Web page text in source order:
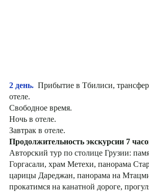
2 день. Прибытие в Тбилиси,
отеле.
Свободное время.
Ночь в отеле.
Завтрак в отеле.
Продолжительность экскурсии 7
Авторский тур по столице Грузии:
Горгасали, храм Метехи, панорама
царицы Дареджан, панорама на
прокатимся на канатной дороге,